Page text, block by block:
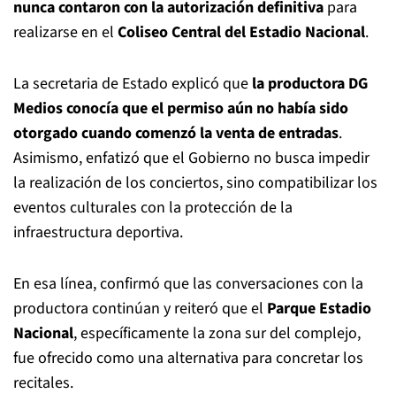
nunca contaron con la autorización definitiva para
realizarse en el Coliseo Central del Estadio Nacional.
La secretaria de Estado explicó que la productora DG
Mediosconocía que el permiso aún no había sido
otorgado cuando comenzó la venta de entradas.
Asimismo, enfatizó que el Gobierno no busca impedir
la realización de los conciertos, sino compatibilizar los
eventos culturales con la protección de la
infraestructura deportiva.
En esa línea, confirmó que las conversaciones con la
productora continúan y reiteró que el Parque Estadio
Nacional, específicamente la zona sur del complejo,
fue ofrecido como una alternativa para concretar los
recitales.